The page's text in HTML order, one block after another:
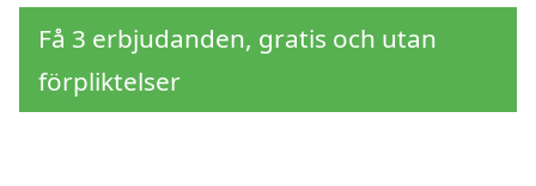
Få 3 erbjudanden, gratis och utan
förpliktelser